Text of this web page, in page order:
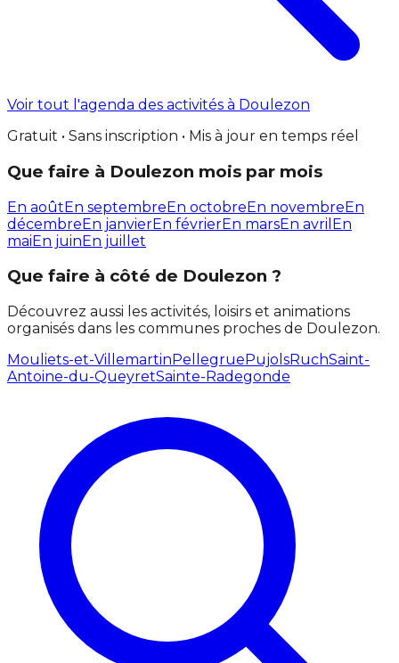
Voir tout l'agenda des activités à Doulezon
Gratuit • Sans inscription • Mis à jour en temps réel
Que faire à Doulezon mois par mois
En aoûtEn septembreEn octobreEn novembreEn
décembreEn janvierEn févrierEn marsEn avril En
maiEn juinEn juillet
Que faire à côté de Doulezon ?
Découvrez aussi les activités, loisirs et animations
organisés dans les communes proches de Doulezon.
Mouliets-et-VillemartinPellegruePujolsRuchSaint-
Antoine-du-QueyretSainte-Radegonde